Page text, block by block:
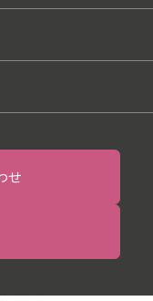
個人情報
関して、当
できま
を確認さ
の詳細に
ジ掲載の
せ